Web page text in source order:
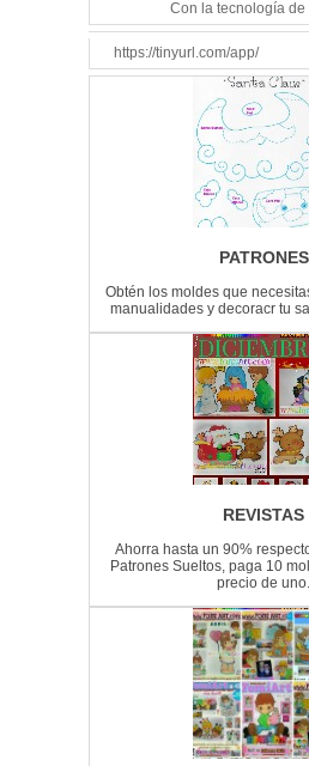
Con la tecnología de
https://tinyurl.com/app/
PATRONES
Obtén los moldes que
manualidades y decoracr tu
REVISTAS
Ahorra hasta un 90%
Patrones Sueltos, paga 10
precio de uno.